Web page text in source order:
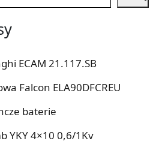
ECAM 21.117.SB
Falcon ELA90DFCREU
baterie
YKY 4×10 0,6/1Kv